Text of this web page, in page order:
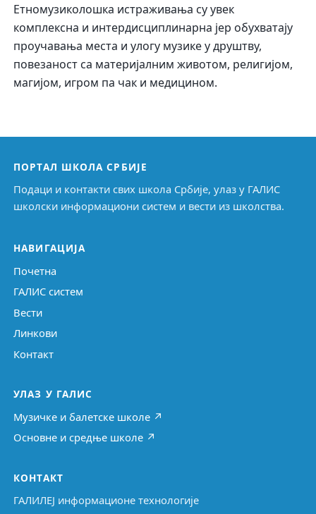
Етномузиколошка истраживања су увек
комплексна и интердисциплинарна јер обухватају
проучавања места и улогу музике у друштву,
повезаност са материјалним животом, религијом,
магијом, игром па чак и медицином.
ПОРТАЛ ШКОЛА СРБИЈЕ
Подаци и контакти свих школа Србије, улаз у ГАЛИС
школски информациони систем и вести из школства.
НАВИГАЦИЈА
Почетна
ГАЛИС систем
Вести
Линкови
Контакт
УЛАЗ У ГАЛИС
Музичке и балетске школе ↗
Основне и средње школе ↗
КОНТАКТ
ГАЛИЛЕЈ информационе технологије